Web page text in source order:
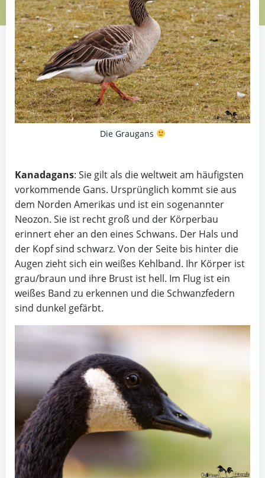
Die Graugans
Kanadagans: Sie gilt als die weltweit am häufigsten
vorkommende Gans. Ursprünglich kommt sie aus
dem Norden Amerikas und ist ein sogenannter
Neozon. Sie ist recht groß und der Körperbau
erinnert eher an den eines Schwans. Der Hals und
der Kopf sind schwarz. Von der Seite bis hinter die
Augen zieht sich ein weißes Kehlband. Ihr Körper ist
grau/braun und ihre Brust ist hell. Im Flug ist ein
weißes Band zu erkennen und die Schwanzfedern
sind dunkel gefärbt.